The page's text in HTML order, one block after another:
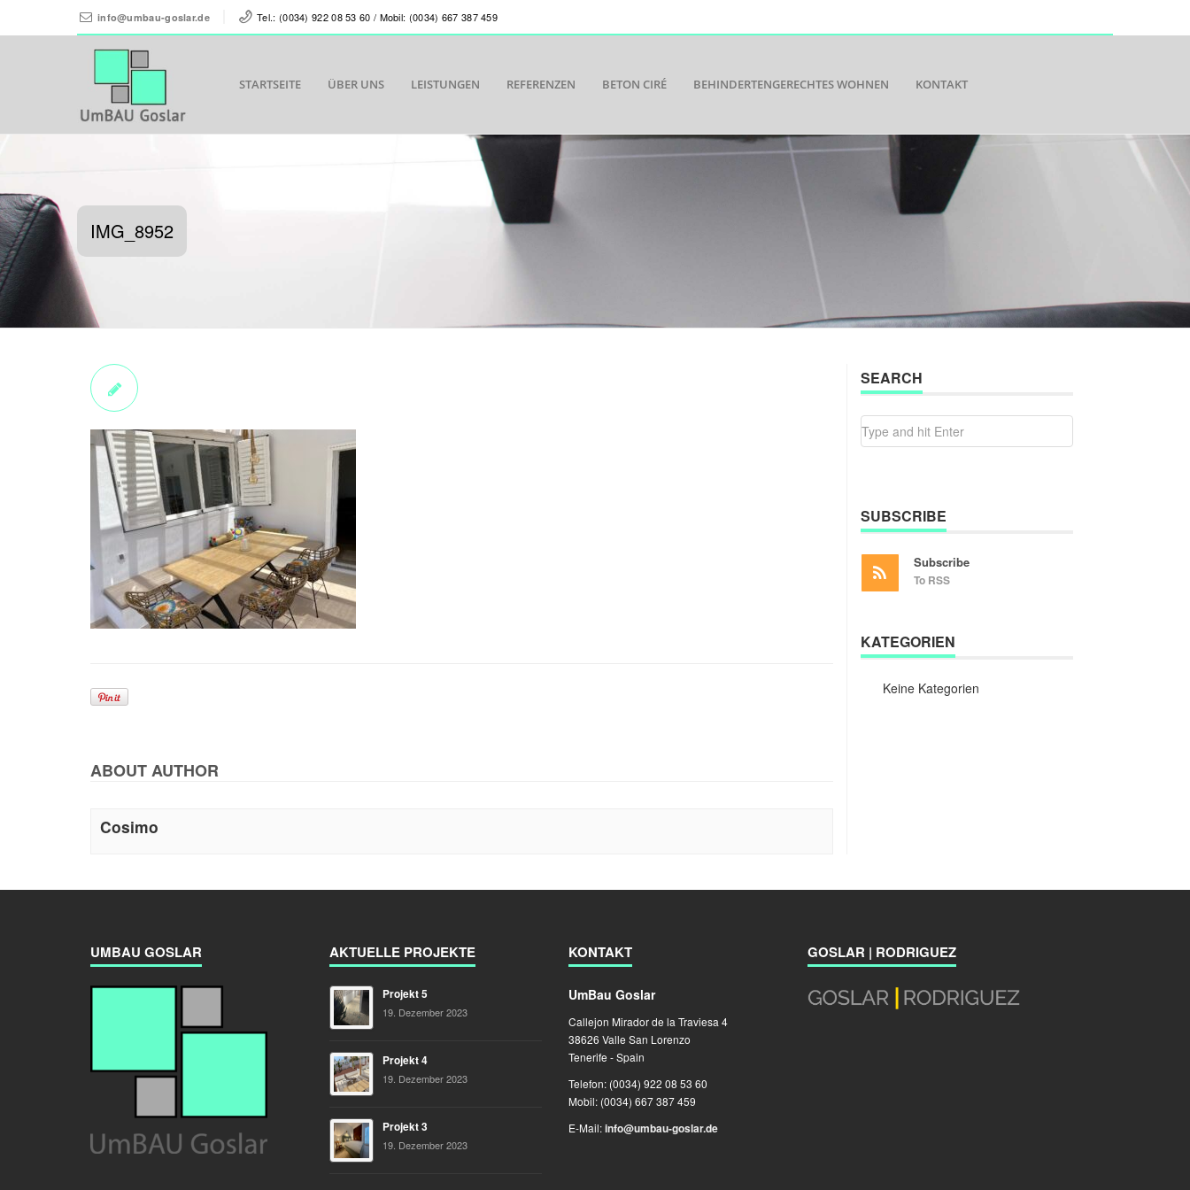
info@umbau-goslar.de Tel.: (0034) 922 08 53 60 / Mobil: (0034) 667 387 459
STARTSEITE ÜBER UNS LEISTUNGEN REFERENZEN BETON CIRÉ BEHINDERTENGERECHTES WOHNEN KONTAKT
IMG_8952
ABOUT AUTHOR
Cosimo
SEARCH
SUBSCRIBE
Subscribe
To RSS
KATEGORIEN
Keine Kategorien
UMBAU GOSLAR AKTUELLE PROJEKTE
Projekt 5
19. Dezember 2023
Projekt 4
19. Dezember 2023
Projekt 3
19. Dezember 2023
KONTAKT
UmBau Goslar
Callejon Mirador de la Traviesa 4
38626 Valle San Lorenzo
Tenerife - Spain
Telefon: (0034) 922 08 53 60
Mobil: (0034) 667 387 459
E-Mail:info@umbau-goslar.de
GOSLAR | RODRIGUEZ